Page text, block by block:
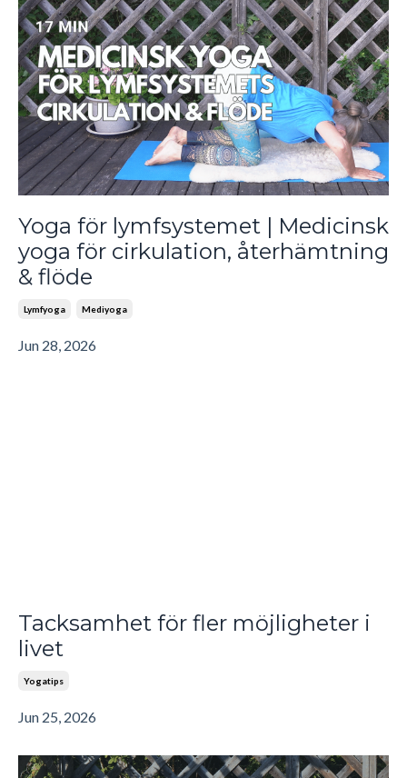
Yoga för lymfsystemet | Medicinsk
yoga för cirkulation, återhämtning
& flöde
Lymfyoga Mediyoga
Jun 28, 2026
Tacksamhet för fler möjligheter i
livet
Yogatips
Jun 25, 2026